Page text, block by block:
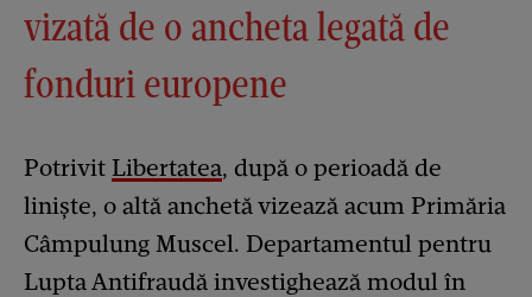
vizată de o ancheta legată de
fonduri europene
Potrivit Libertatea, după o perioadă de
liniște, o altă anchetă vizează acum Primăria
Câmpulung Muscel. Departamentul pentru
Lupta Antifraudă investighează modul în